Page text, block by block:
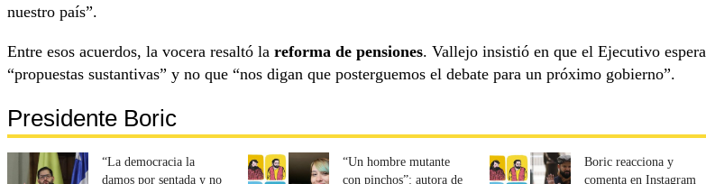
nuestro país”.
Entre esos acuerdos, la vocera resaltó la reforma de pensiones. Vallejo insistió en que el Ejecutivo espera
“propuestas sustantivas” y no que “nos digan que posterguemos el debate para un próximo gobierno”.
Presidente Boric
“La democracia la
damos por sentada y no
“Un hombre mutante
con pinchos”: autora de
Boric reacciona y
comenta en Instagram